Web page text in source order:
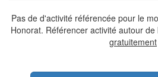
Pas de d'activité référencée pour le
Honorat. Référencer activité autour de
gratuitement